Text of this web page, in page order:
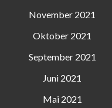
November 2021
Oktober 2021
September 2021
Juni 2021
Mai 2021